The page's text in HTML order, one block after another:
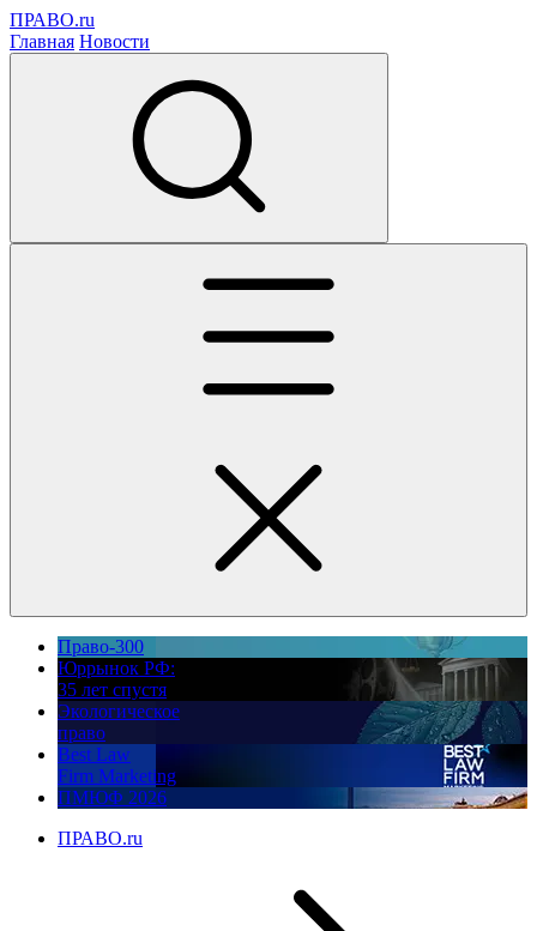
ПРАВО.ru
Главная Новости
Право-300
Юррынок РФ:
35 лет спустя
Экологическое
право
Best Law
Firm Marketing
ПМЮФ 2026
ПРАВО.ru